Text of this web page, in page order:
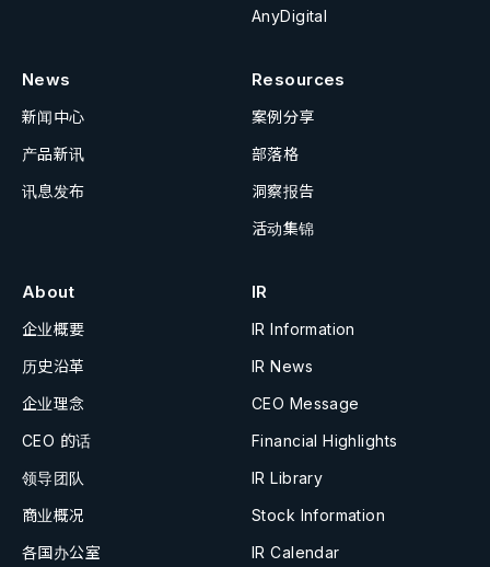
AnyDigital
News
新闻中心
产品新讯
讯息发布
Resources
案例分享
部落格
洞察报告
活动集锦
About
企业概要
历史沿革
企业理念
CEO 的话
领导团队
商业概况
各国办公室
IR
IR Information
IR News
CEO Message
Financial Highlights
IR Library
Stock Information
IR Calendar